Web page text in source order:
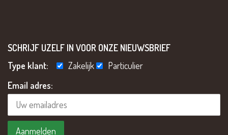
SCHRIJF UZELF IN VOOR ONZE NIEUWSBRIEF
Type klant:
Zakelijk
Particulier
Email adres: